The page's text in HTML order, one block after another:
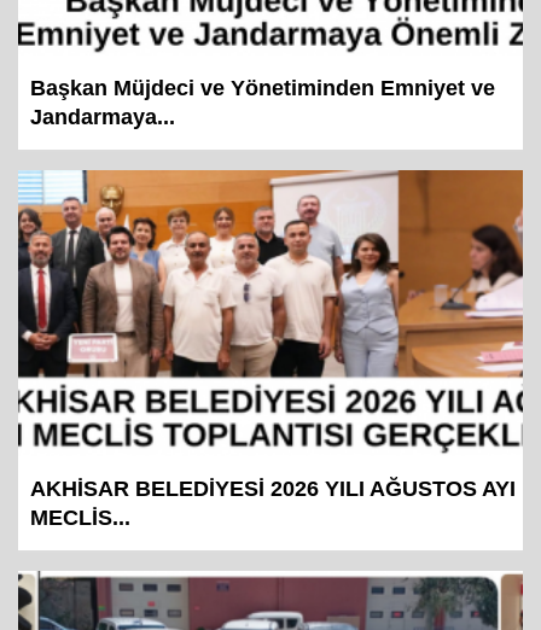
Başkan Müjdeci ve Yönetiminden Emniyet ve
Jandarmaya...
AKHİSAR BELEDİYESİ 2026 YILI AĞUSTOS AYI
MECLİS...